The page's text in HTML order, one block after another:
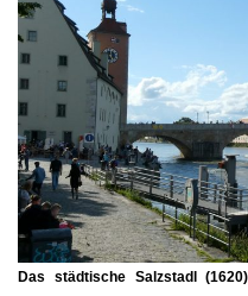
Das städtischeSalzstadl